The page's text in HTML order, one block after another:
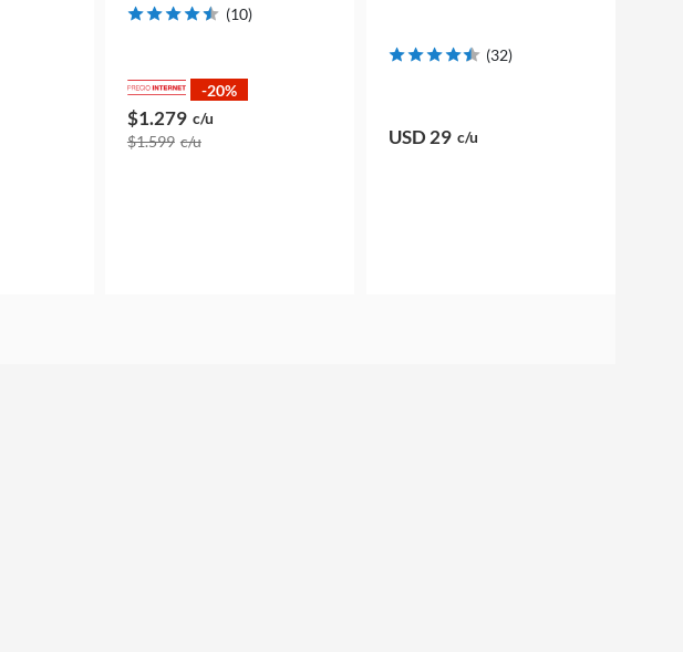
(10)
-20%
$1.279 c/u
$1.599 c/u
(32)
USD 29 c/u